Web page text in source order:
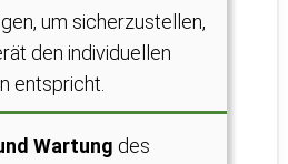
um sicherzustellen,
den individuellen
entspricht.
Wartung des